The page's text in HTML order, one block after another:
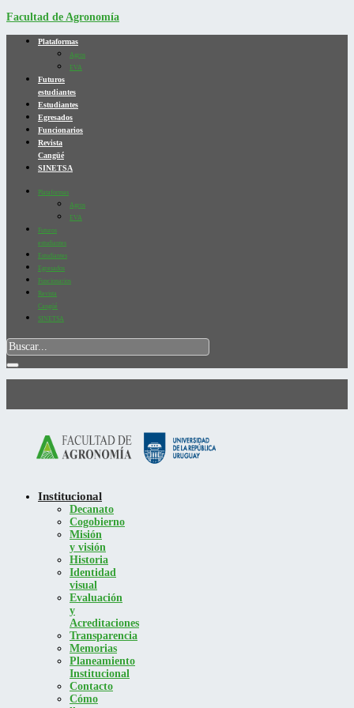
Facultad de Agronomía
Plataformas
Agros
EVA
Futuros
estudiantes
Estudiantes
Egresados
Funcionarios
Revista
Cangüé
SINETSA
Plataformas
Agros
EVA
Futuros
estudiantes
Estudiantes
Egresados
Funcionarios
Revista
Cangüé
SINETSA
Institucional
Decanato
Cogobierno
Misión
y visión
Historia
Identidad
visual
Evaluación
y
Acreditaciones
Transparencia
Memorias
Planeamiento
Institucional
Contacto
Cómo